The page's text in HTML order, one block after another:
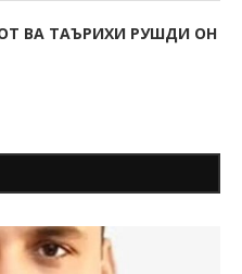
ВА ТАЪРИХИ РУШДИ ОН